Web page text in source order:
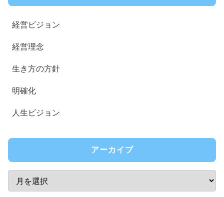
経営ビジョン
経営理念
生き方の方針
明確化
人生ビジョン
アーカイブ